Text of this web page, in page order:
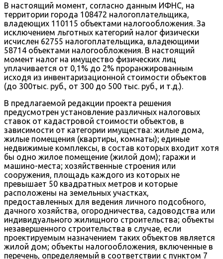
В настоящий момент, согласно данным ИФНС, на
территории города 108472 налогоплательщика,
владеющих 110115 объектами налогообложения. За
исключением льготных категорий налог физически
исчислен 62755 налогоплательщика, владеющими
58714 объектами налогообложения. В настоящий
момент налог на имущество физических лиц
уплачивается от 0,1% до 2% проранжированным
исходя из инвентаризационной стоимости объектов
(до 300тыс. руб., от 300 до 500 тыс. руб., и т.д.).
В предлагаемой редакции проекта решения
предусмотрен установление различных налоговых
ставок от кадастровой стоимости объектов, в
зависимости от категории имущества: жилые дома,
жилые помещения (квартиры, комнаты); единые
недвижимые комплексы, в состав которых входит хотя
бы одно жилое помещение (жилой дом); гаражи и
машино-места; хозяйственные строения или
сооружения, площадь каждого из которых не
превышает 50 квадратных метров и которые
расположены на земельных участках,
предоставленных для ведения личного подсобного,
дачного хозяйства, огородничества, садоводства или
индивидуального жилищного строительства; объекты
незавершенного строительства в случае, если
проектируемым назначением таких объектов является
жилой дом; объекты налогообложения, включенные в
перечень, определяемый в соответствии с пунктом 7